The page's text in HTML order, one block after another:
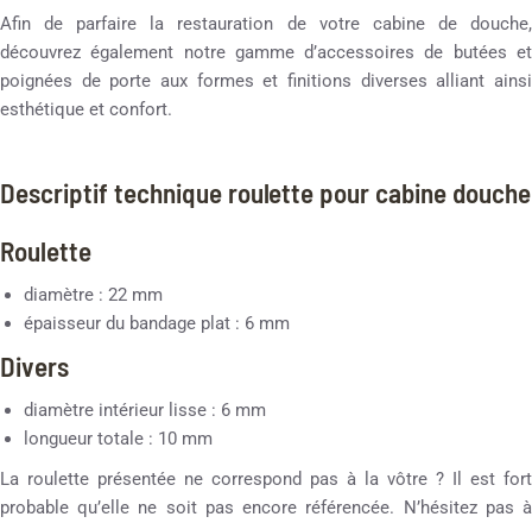
Afin de parfaire la restauration de votre cabine de douche,
découvrez également notre gamme d’accessoires de butées et
poignées de porte aux formes et finitions diverses alliant ainsi
esthétique et confort.
Descriptif technique roulette pour cabine douche
Roulette
diamètre : 22 mm
épaisseur du bandage plat : 6 mm
Divers
diamètre intérieur lisse : 6 mm
longueur totale : 10 mm
La roulette présentée ne correspond pas à la vôtre ? Il est fort
probable qu’elle ne soit pas encore référencée. N’hésitez pas à